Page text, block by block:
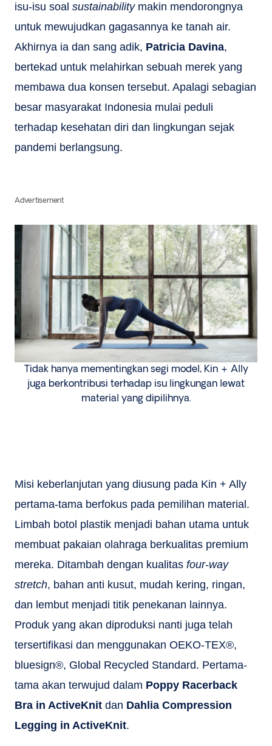
isu-isu soal sustainability makin mendorongnya
untuk mewujudkan gagasannya ke tanah air.
Akhirnya ia dan sang adik, Patricia Davina,
bertekad untuk melahirkan sebuah merek yang
membawa dua konsen tersebut. Apalagi sebagian
besar masyarakat Indonesia mulai peduli
terhadap kesehatan diri dan lingkungan sejak
pandemi berlangsung.
Advertisement
Tidak hanya mementingkan segi model, Kin + Ally
juga berkontribusi terhadap isu lingkungan lewat
material yang dipilihnya.
Misi keberlanjutan yang diusung pada Kin + Ally
pertama-tama berfokus pada pemilihan material.
Limbah botol plastik menjadi bahan utama untuk
membuat pakaian olahraga berkualitas premium
mereka. Ditambah dengan kualitas four-way
stretch, bahan anti kusut, mudah kering, ringan,
dan lembut menjadi titik penekanan lainnya.
Produk yang akan diproduksi nanti juga telah
tersertifikasi dan menggunakan OEKO-TEX®,
bluesign®, Global Recycled Standard. Pertama-
tama akan terwujud dalam Poppy Racerback
Bra in ActiveKnit dan Dahlia Compression
Legging in ActiveKnit.